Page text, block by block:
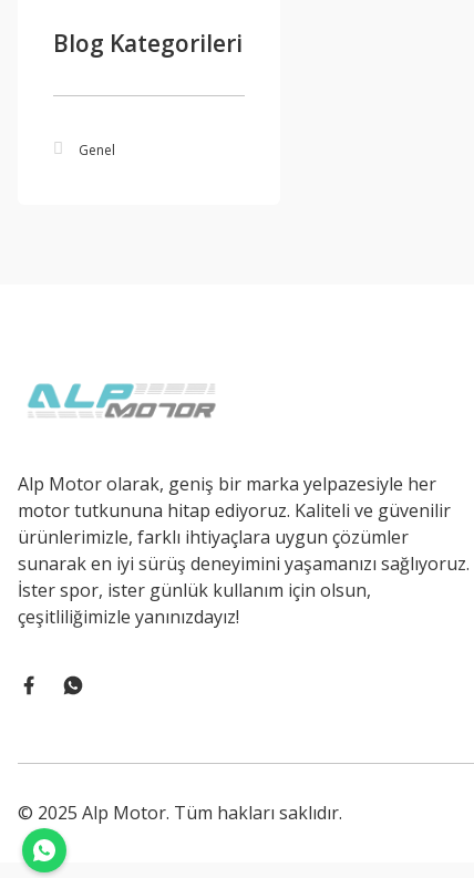
Blog Kategorileri
Genel
Alp Motor olarak, geniş bir marka yelpazesiyle her
motor tutkununa hitap ediyoruz. Kaliteli ve güvenilir
ürünlerimizle, farklı ihtiyaçlara uygun çözümler
sunarak en iyi sürüş deneyimini yaşamanızı sağlıyoruz.
İster spor, ister günlük kullanım için olsun,
çeşitliliğimizle yanınızdayız!
© 2025 Alp Motor. Tüm hakları saklıdır.